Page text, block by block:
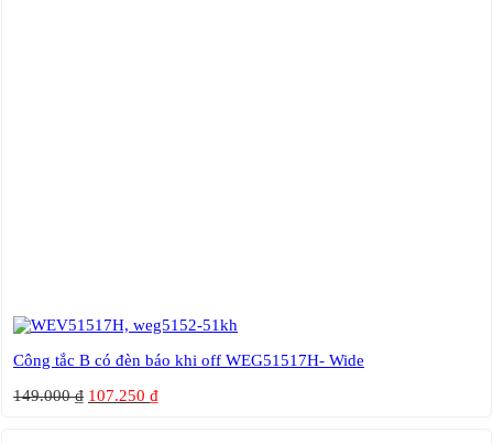
Công tắc B có đèn báo khi off WEG51517H- Wide
149.000₫ 107.250 ₫